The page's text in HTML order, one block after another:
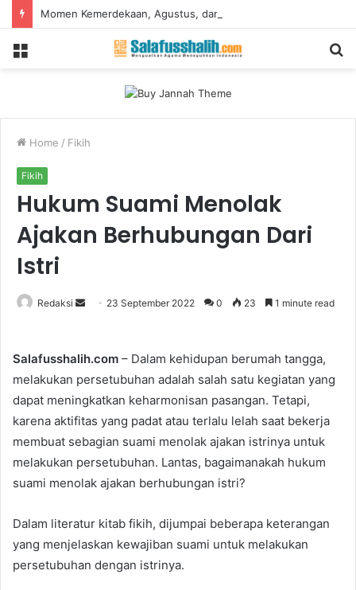
Home / Fikih
Fikih
Hukum Suami Menolak
Ajakan Berhubungan Dari
Istri
Redaksi
d
a
n
e
m
23 September 2022 0 23 1 minute read
Salafusshalih.com – Dalam kehidupan berumah tangga,
melakukan persetubuhan adalah salah satu kegiatan yang
dapat meningkatkan keharmonisan pasangan. Tetapi,
karena aktifitas yang padat atau terlalu lelah saat bekerja
membuat sebagian suami menolak ajakan istrinya untuk
melakukan persetubuhan. Lantas, bagaimanakah hukum
suami menolak ajakan berhubungan istri?
Dalam literatur kitab fikih, dijumpai beberapa keterangan
yang menjelaskan kewajiban suami untuk melakukan
persetubuhan dengan istrinya.